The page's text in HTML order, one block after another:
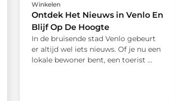
Winkelen
Ontdek Het Nieuws in Venlo En
Blijf Op De Hoogte
In de bruisende stad Venlo gebeurt
er altijd wel iets nieuws. Of je nu een
lokale bewoner bent, een toerist ...